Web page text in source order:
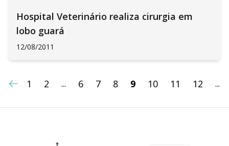
Hospital Veterinário realiza cirurgia em
lobo guará
12/08/2011
1 2 ... 6 7 8 9 10 11 12 ...